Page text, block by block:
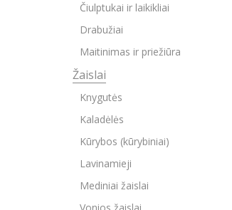
Čiulptukai ir laikikliai
Drabužiai
Maitinimas ir priežiūra
Žaislai
Knygutės
Kaladėlės
Kūrybos (kūrybiniai)
Lavinamieji
Mediniai žaislai